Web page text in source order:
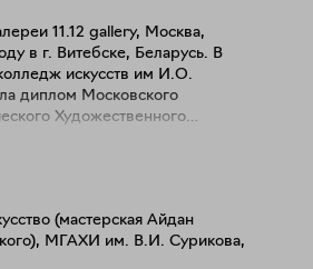
11.12 gallery, Москва,
искусств им И.О.
Художественного
являлась
и объектов и
пространства и общества, части
(мастерская Айдан
МГАХИ им. В.И. Сурикова,